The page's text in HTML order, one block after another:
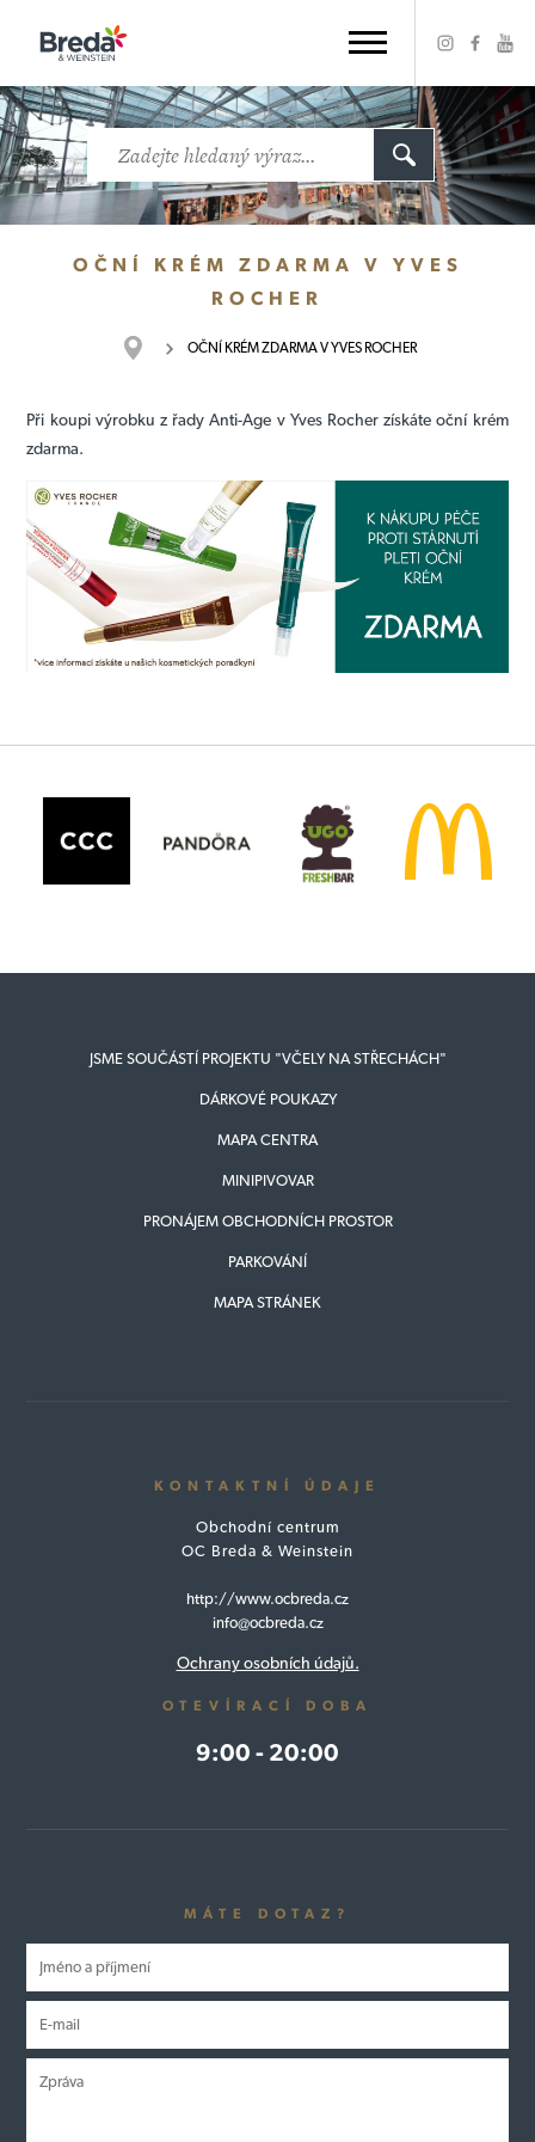
OČNÍ KRÉM ZDARMA V YVES
ROCHER
OČNÍ KRÉM ZDARMA V YVES ROCHER
Při koupi výrobku z řady Anti-Age v Yves Rocher získáte oční krém
zdarma.
JSME SOUČÁSTÍ PROJEKTU "VČELY NA STŘECHÁCH"
DÁRKOVÉ POUKAZY
MAPA CENTRA
MINIPIVOVAR
PRONÁJEM OBCHODNÍCH PROSTOR
PARKOVÁNÍ
MAPA STRÁNEK
KONTAKTNÍ ÚDAJE
Obchodní centrum
OC Breda & Weinstein
http://www.ocbreda.cz
info@ocbreda.cz
Ochrany osobních údajů.
OTEVÍRACÍ DOBA
9:00 - 20:00
MÁTE DOTAZ?